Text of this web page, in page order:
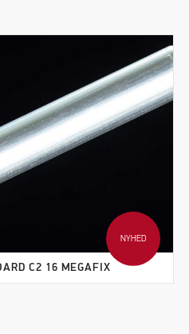
NYHED
C2 16 MEGAFIX